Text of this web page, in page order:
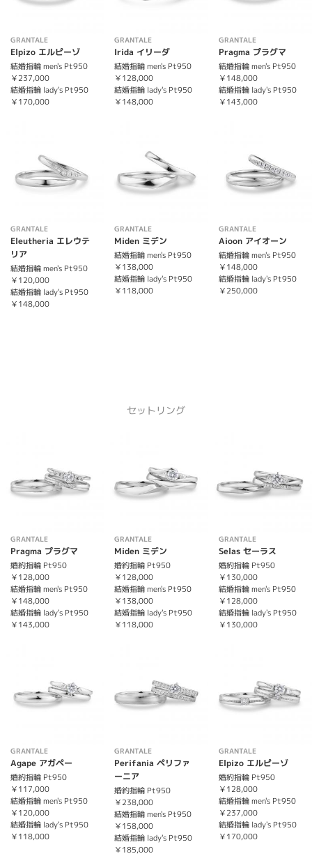
GRANTALE
Elpizo エルピーゾ
結婚指輪 men's Pt950
￥237,000
結婚指輪 lady's Pt950
￥170,000
GRANTALE
Irida イリーダ
結婚指輪 men's Pt950
￥128,000
結婚指輪 lady's Pt950
￥148,000
GRANTALE
Pragma プラグマ
結婚指輪 men's Pt950
￥148,000
結婚指輪 lady's Pt950
￥143,000
GRANTALE
Eleutheria エレウテ
リア
結婚指輪 men's Pt950
￥120,000
結婚指輪 lady's Pt950
￥148,000
GRANTALE
Miden ミデン
結婚指輪 men's Pt950
￥138,000
結婚指輪 lady's Pt950
￥118,000
GRANTALE
Aioon アイオーン
結婚指輪 men's Pt950
￥148,000
結婚指輪 lady's Pt950
￥250,000
セットリング
GRANTALE
Pragma プラグマ
婚約指輪 Pt950
￥128,000
結婚指輪 men's Pt950
￥148,000
結婚指輪 lady's Pt950
￥143,000
GRANTALE
Miden ミデン
婚約指輪 Pt950
￥128,000
結婚指輪 men's Pt950
￥138,000
結婚指輪 lady's Pt950
￥118,000
GRANTALE
Selas セーラス
婚約指輪 Pt950
￥130,000
結婚指輪 men's Pt950
￥128,000
結婚指輪 lady's Pt950
￥130,000
GRANTALE
Agape アガペー
婚約指輪 Pt950
￥117,000
結婚指輪 men's Pt950
￥120,000
結婚指輪 lady's Pt950
￥118,000
GRANTALE
Perifania ペリファ
ーニア
婚約指輪 Pt950
￥238,000
結婚指輪 men's Pt950
￥158,000
結婚指輪 lady's Pt950
￥185,000
GRANTALE
Elpizo エルピーゾ
婚約指輪 Pt950
￥128,000
結婚指輪 men's Pt950
￥237,000
結婚指輪 lady's Pt950
￥170,000